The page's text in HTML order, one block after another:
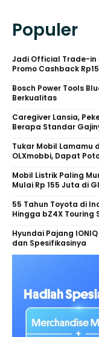
Populer
Jadi Official Trade-in
Promo Cashback
Bosch Power Tools
Berkualitas
Caregiver Lansia,
Berapa Standar
Tukar Mobil Lamamu
OLXmobbi, Dapat
Mobil Listrik Paling
Mulai Rp 155 Juta di
55 Tahun Toyota di
Hingga bZ4X Touring
Hyundai Pajang
dan Spesifikasinya